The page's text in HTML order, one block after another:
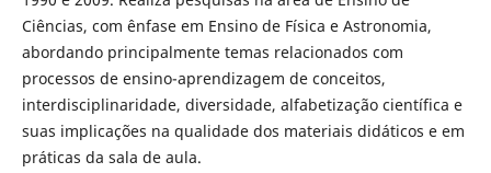
Ciências, com ênfase em Ensino de Física e Astronomia,
abordando principalmente temas relacionados com
processos de ensino-aprendizagem de conceitos,
interdisciplinaridade, diversidade, alfabetização científica e
suas implicações na qualidade dos materiais didáticos e em
práticas da sala de aula.